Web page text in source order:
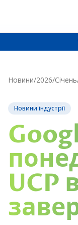
Новини/2026/Січень
Новини індустрії
UCP